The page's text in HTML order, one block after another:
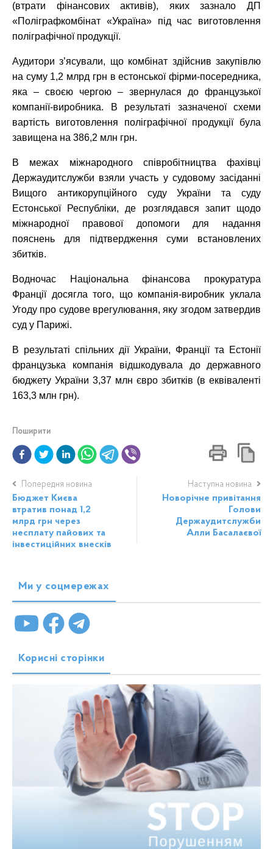
(втрати фінансових активів), яких зазнало ДП
«Поліграфкомбінат «Україна» під час виготовлення
поліграфічної продукції.
Аудитори з’ясували, що комбінат здійснив закупівлю
на суму 1,2 млрд грн в естонської фірми-посередника,
яка – своєю чергою – звернулася до французької
компанії-виробника. В результаті зазначеної схеми
вартість виготовлення поліграфічної продукції була
завищена на 386,2 млн грн.
В межах міжнародного співробітництва фахівці
Держаудитслужби взяли участь у судовому засіданні
Вищого антикорупційного суду України та суду
Естонської Республіки, де розглядався запит щодо
міжнародної правової допомоги для надання
пояснень для підтвердження суми встановлених
збитків.
Водночас Національна фінансова прокуратура
Франції досягла того, що компанія-виробник уклала
Угоду про судове врегулювання, яку згодом затвердив
суд у Парижі.
В результаті спільних дії України, Франції та Естонії
французька компанія відшкодувала до державного
бюджету України 3,37 млн євро збитків (в еквіваленті
163,3 млн грн).
Поширити
Попередня новина
Бюджет Києва
втратив понад 1,2
млрд грн через
несплату пайових та
інвестиційних внесків
Наступна новина
Новорічне привітання
Голови
Держаудитслужби
Алли Басалаєвої
Ми у соцмережах
Корисні сторінки